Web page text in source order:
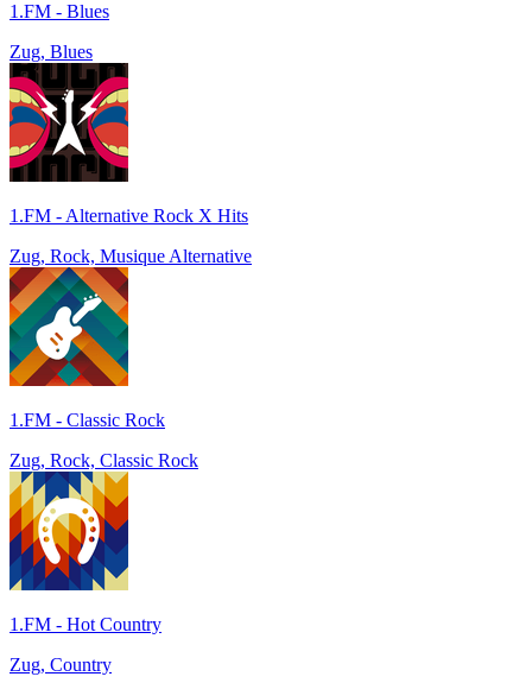
1.FM - Blues
Zug, Blues
1.FM - Alternative Rock X Hits
Zug, Rock, Musique Alternative
1.FM - Classic Rock
Zug, Rock, Classic Rock
1.FM - Hot Country
Zug, Country